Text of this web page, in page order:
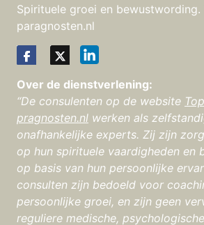
Spirituele groei en
paragnosten.nl
Over de dienstverlening:
“De consulenten op de website
pragnosten.nl werken als
onafhankelijke experts. Zij zijn
op hun spirituele vaardigheden en
op basis van hun persoonlijke
consulten zijn bedoeld voor
persoonlijke groei, en zijn geen
reguliere medische,